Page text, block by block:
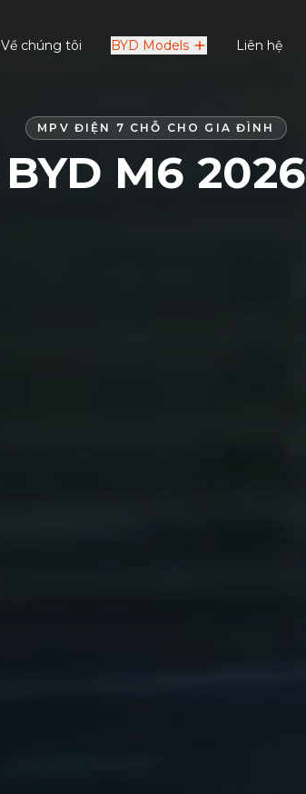
Về chúng tôi BYD Models Liên hệ
MPV ĐIỆN 7 CHỖ CHO GIA ĐÌNH
BYD M6 2026